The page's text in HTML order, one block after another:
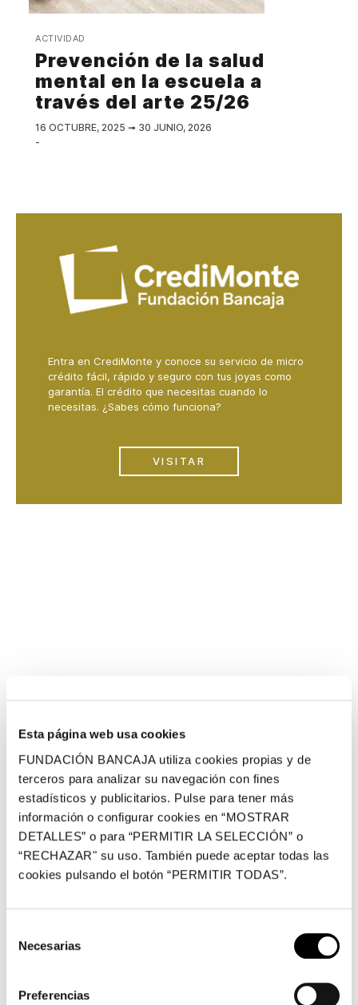
Esta página web usa cookies
FUNDACIÓN BANCAJA utiliza cookies propias y de
terceros para analizar su navegación con fines
estadísticos y publicitarios. Pulse para tener más
información o configurar cookies en “MOSTRAR
DETALLES” o para “PERMITIR LA SELECCIÓN” o
“RECHAZAR" su uso. También puede aceptar todas las
cookies pulsando el botón “PERMITIR TODAS”.
Necesarias
Preferencias
ACTIVIDAD
Prevención de la salud
mental en la escuela a
través del arte 25/26
16 OCTUBRE, 2025 ➟ 30 JUNIO, 2026
-
Entra en CrediMonte y conoce su servicio de micro
crédito fácil, rápido y seguro con tus joyas como
garantía. El crédito que necesitas cuando lo
necesitas. ¿Sabes cómo funciona?
VISITAR